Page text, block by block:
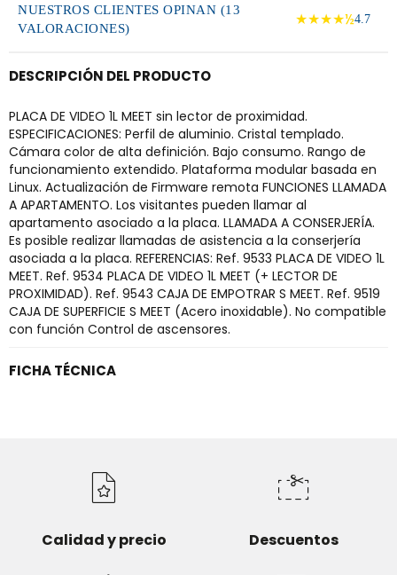
NUESTROS CLIENTES OPINAN (13
VALORACIONES)
★★★★½4.7
DESCRIPCIÓN DEL PRODUCTO
PLACA DE VIDEO 1L MEET sin lector de proximidad.
ESPECIFICACIONES: Perfil de aluminio. Cristal templado.
Cámara color de alta definición. Bajo consumo. Rango de
funcionamiento extendido. Plataforma modular basada en
Linux. Actualización de Firmware remota FUNCIONES LLAMADA
A APARTAMENTO. Los visitantes pueden llamar al
apartamento asociado a la placa. LLAMADA A CONSERJERÍA.
Es posible realizar llamadas de asistencia a la conserjería
asociada a la placa. REFERENCIAS: Ref. 9533 PLACA DE VIDEO 1L
MEET. Ref. 9534 PLACA DE VIDEO 1L MEET (+ LECTOR DE
PROXIMIDAD). Ref. 9543 CAJA DE EMPOTRAR S MEET. Ref. 9519
CAJA DE SUPERFICIE S MEET (Acero inoxidable). No compatible
con función Control de ascensores.
FICHA TÉCNICA
Calidad y precio Descuentos